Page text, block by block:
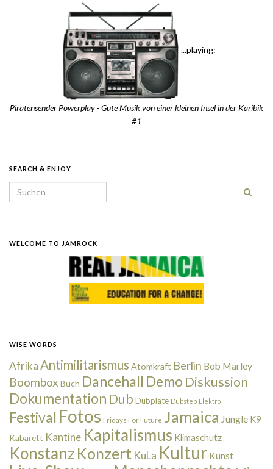
...playing:
Piratensender Powerplay - Gute Musik von einer kleinen Insel in der Karibik
#1
SEARCH & ENJOY
Search for:
WELCOME TO JAMROCK
WISE WORDS
AfrikaAntimilitarismus Atomkraft Berlin Bob Marley
Boombox Buch Dancehall Demo Diskussion
Dokumentation Dub Dubplate Dubstep Elektro
Festival Fotos Fridays For Future Jamaica Jungle K9
Kabarett Kantine Kapitalismus Klimaschutz
Konstanz Konzert KuLa Kultur Kunst